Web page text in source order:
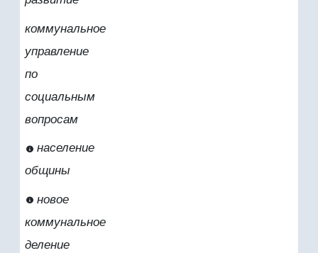
коммунальное
управление
по
социальным
вопросам
население
общины
новое
коммунальное
деление